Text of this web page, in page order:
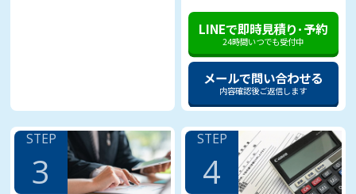
LINEで即時見積り･予約
24時間いつでも受付中
メールで問い合わせる
内容確認後ご返信します
STEP
3
STEP
4